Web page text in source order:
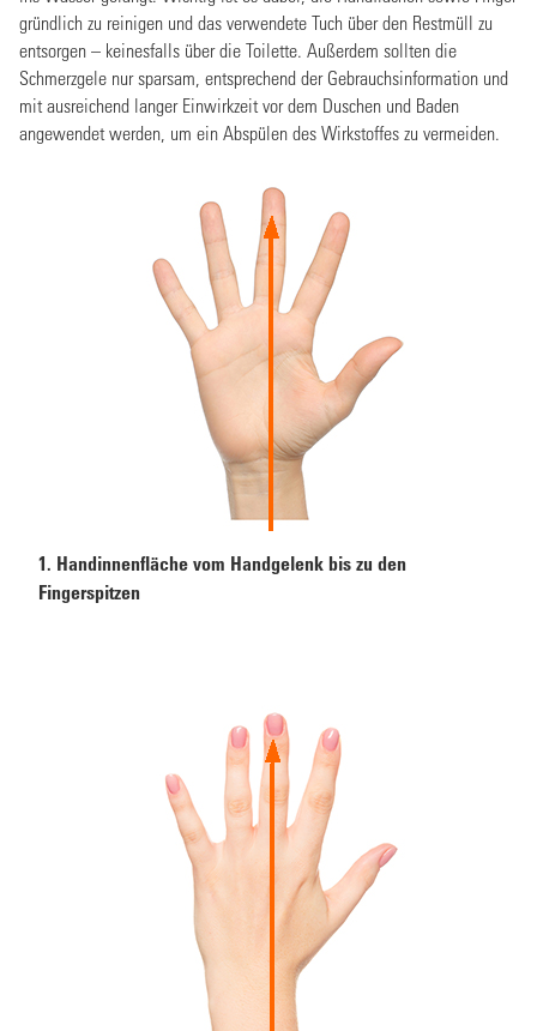
gründlich zu reinigen und das verwendete Tuch über den Restmüll zu
entsorgen – keinesfalls über die Toilette. Außerdem sollten die
Schmerzgele nur sparsam, entsprechend der Gebrauchsinformation und
mit ausreichend langer Einwirkzeit vor dem Duschen und Baden
angewendet werden, um ein Abspülen des Wirkstoffes zu vermeiden.
1. Handinnenfläche vom Handgelenk bis zu den
Fingerspitzen